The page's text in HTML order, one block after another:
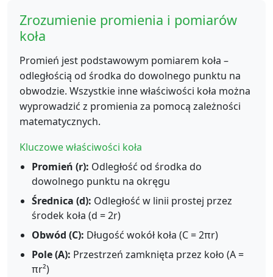
Zrozumienie promienia i pomiarów
koła
Promień jest podstawowym pomiarem koła –
odległością od środka do dowolnego punktu na
obwodzie. Wszystkie inne właściwości koła można
wyprowadzić z promienia za pomocą zależności
matematycznych.
Kluczowe właściwości koła
Promień (r): Odległość od środka do
dowolnego punktu na okręgu
Średnica (d): Odległość w linii prostej przez
środek koła (d = 2r)
Obwód (C): Długość wokół koła (C = 2πr)
Pole (A): Przestrzeń zamknięta przez koło (A =
πr²)